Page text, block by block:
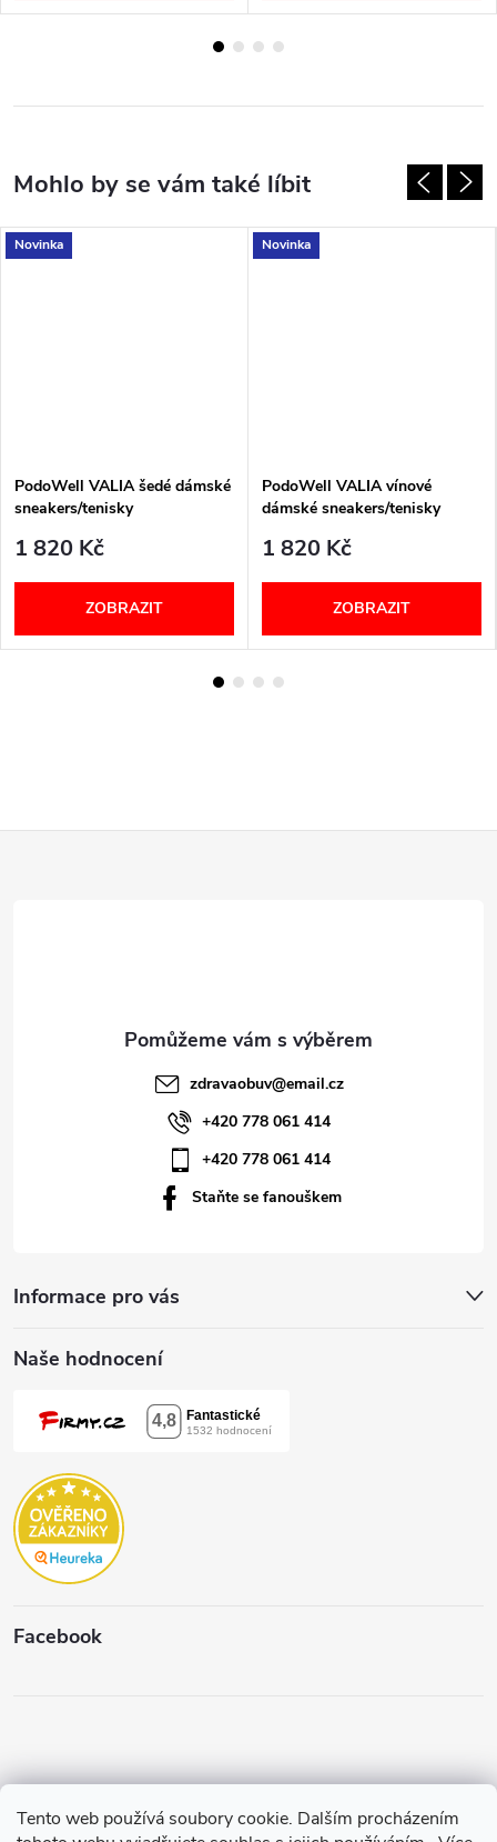
Tento web používá soubory cookie. Dalším procházením
Novinka
PodoWell VALIA šedé dámské
sneakers/tenisky
1 820 Kč
ZOBRAZIT
Novinka
PodoWell VALIA vínové
dámské sneakers/tenisky
1 820 Kč
ZOBRAZIT
Informace pro vás
Naše hodnocení
Facebook
zdravaobuv@email.cz
+420 778 061 414
+420 778 061 414
Staňte se fanouškem
Copyright 2026 Štěpánková & C. . Všechna práva vyhrazena. Upravit